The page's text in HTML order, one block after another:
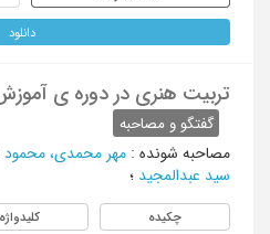
دانلود
تربیت هنری در دوره ی
گفتگو و مصاحبه
مصاحبه شونده : مهر محمدی، محمود
سید عبدالمجید ؛
چکیده کلیدواژه